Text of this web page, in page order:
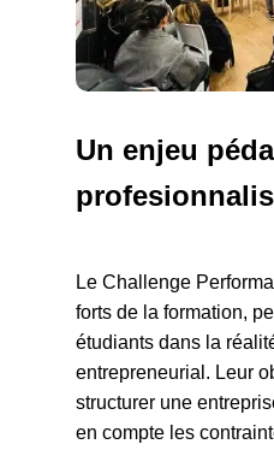
Un enjeu
Le Challenge
forts de la formation,
étudiants dans la
entrepreneurial. Leur
structurer une
en compte les